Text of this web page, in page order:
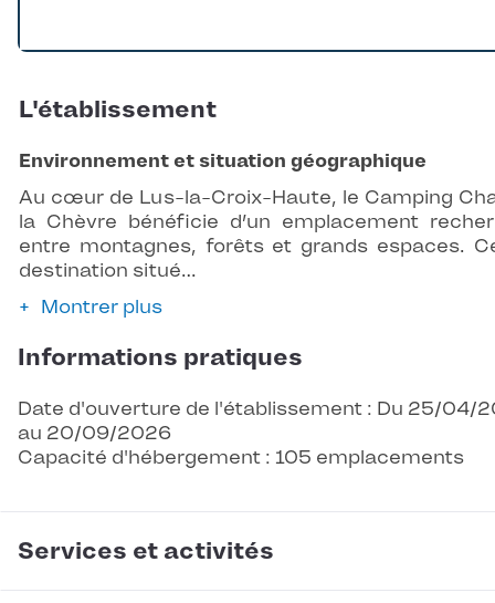
L'établissement
Environnement et situation géographique
Au cœur de Lus-la-Croix-Haute, le Camping
la Chèvre bénéficie d’un emplacement
entre montagnes, forêts et grands espaces.
destination situé…
Montrer plus
Informations pratiques
Date d'ouverture de l'établissement : Du 25/04/
au 20/09/2026
Capacité d'hébergement : 105 emplacements
Services et activités